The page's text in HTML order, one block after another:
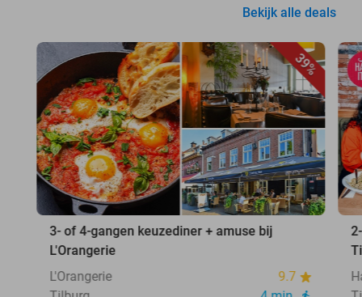
Bekijk alle deals
39%
3- of 4-gangen keuzediner + amuse bij
L'Orangerie
L'Orangerie
9.7